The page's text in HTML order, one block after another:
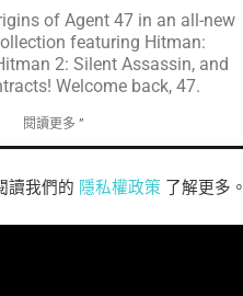
of Agent 47 in an all-new
featuring Hitman:
2: Silent Assassin, and
Welcome back, 47.
閱讀更多 ”
讀我們的 隱私權政策 了解更多。